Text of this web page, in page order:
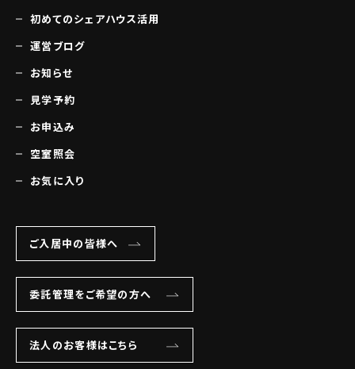
初めてのシェアハウス活用
運営ブログ
お知らせ
見学予約
お申込み
空室照会
お気に入り
ご入居中の皆様へ
委託管理をご希望の方へ
法人のお客様はこちら